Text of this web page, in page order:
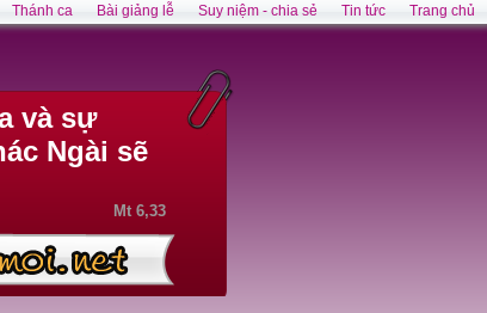
và sự
Ngài sẽ
Mt 6,33
Trang chủ
Tin tức
Suy niệm - chia sẻ
Bài giảng lễ
Thánh ca